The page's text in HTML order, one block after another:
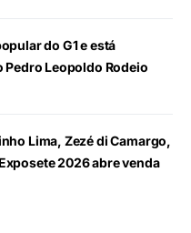
do G1 e está
Leopoldo Rodeio
Lima, Zezé di Camargo,
2026 abre venda